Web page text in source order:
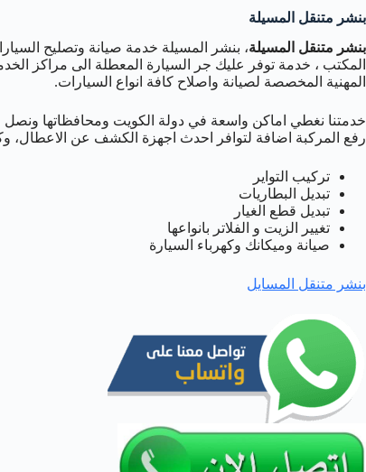
بنشر متنقل المسيلة
بنشر متنقل المسيلة، بنشر المسيلة خدمة صيانة وتصليح
المكتب ، خدمة توفر عليك جر السيارة المعطلة الى مراكز
المهنية المخصصة لصيانة واصلاح كافة انواع السيارات.
خدمتنا نغطي اماكن واسعة في دولة الكويت ومحافظاتها
رفع المركبة اضافة لتوافر احدث اجهزة الكشف عن الاعطال،
تركيب التواير
تبديل البطاريات
تبديل قطع الغيار
تغيير الزيت و الفلاتر بانواعها
صيانة وميكانك وكهرباء السيارة
بنشر متنقل المسايل